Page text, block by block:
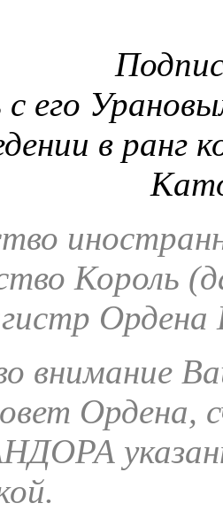
его
в ранг
Король
внимание
Ордена,